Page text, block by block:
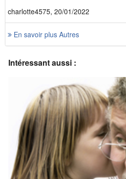
charlotte4575, 20/01/2022
En savoir plus Autres
Intéressant aussi :